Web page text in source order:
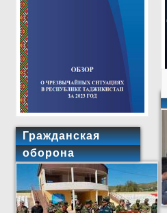
Гражданская
оборона